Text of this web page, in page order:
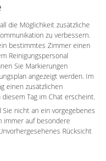
die Möglichkeit zusätzliche
zu verbessern.
bestimmtes Zimmer einen
Reinigungspersonal
Sie Markierungen
angezeigt werden. Im
einen zusätzlichen
Tag im Chat erscheint.
nicht an ein vorgegebenes
immer auf besondere
Rücksicht